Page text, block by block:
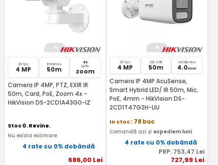
20 fps
4 MP
Infrarosu
50m
4x
optic
zoom
Camera IP 4MP, PTZ, EXIR IR
50m, Card, PoE, Zoom 4x -
HikVision DS-2CD1A43G0-IZ
Stoc 0. Revine.
Nu exista estimare.
4 rate cu 0% dobândă
686,00Lei
20 fps
4 MP
LED si IR
50m
lentila fixa
4.0mm
Camera IP 4MP AcuSense,
Smart Hybrid LED/ IR 50m, Mic,
PoE, 4mm - HikVision DS-
2CD1T47G2H-LIU
In stoc: 78 buc
Comandă azi și expediem luni
4 rate cu 0% dobândă
PRP: 753,47 Lei
727,99 Lei